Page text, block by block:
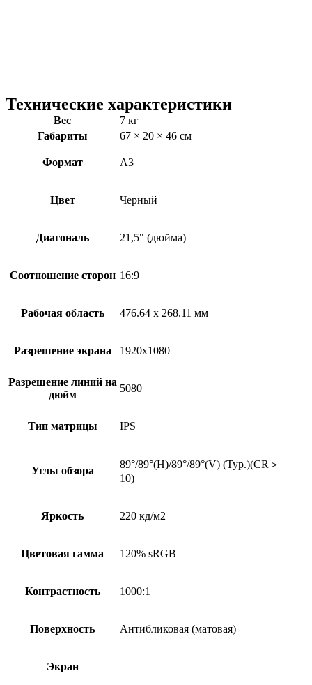
Технические характеристики
Вес
7 кг
Габариты
67 × 20 × 46 см
Формат А3
Цвет Черный
Диагональ 21,5" (дюйма)
Соотношение сторон 16:9
Рабочая область 476.64 x 268.11 мм
Разрешение экрана 1920х1080
Разрешение линий на
дюйм
5080
Тип матрицы IPS
Углы обзора
89°/89°(H)/89°/89°(V) (Typ.)(CR＞
10)
Яркость 220 кд/м2
Цветовая гамма 120% sRGB
Контрастность 1000:1
Поверхность Антибликовая (матовая)
Экран —